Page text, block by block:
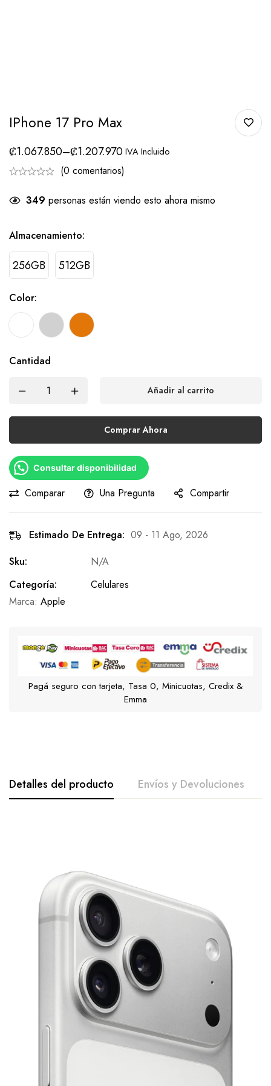
IPhone 17 Pro Max
₡1.067.850–₡1.207.970 IVA Incluido
(0 comentarios)
349 personas están viendo esto ahora mismo
Almacenamiento:
256GB 512GB
Color:
Cantidad
Añadir al carrito
Comprar Ahora
Consultar disponibilidad
Comparar Una Pregunta Compartir
Estimado De Entrega: 09 - 11 Ago, 2026
Sku:
N/A
Categoría:
Celulares
Marca: Apple
Pagá seguro con tarjeta, Tasa 0, Minicuotas, Credix &
Emma
Detalles del producto Envíos y Devoluciones